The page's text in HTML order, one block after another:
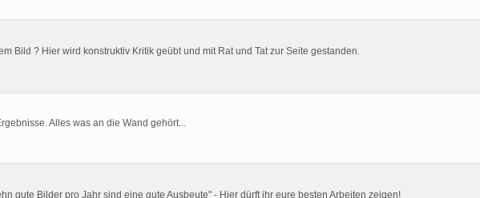
Bild ? Hier wird konstruktiv Kritik geübt und mit Rat und Tat zur Seite gestanden.
Alles was an die Wand gehört...
gute Bilder pro Jahr sind eine gute Ausbeute" - Hier dürft ihr eure besten Arbeiten zeigen!